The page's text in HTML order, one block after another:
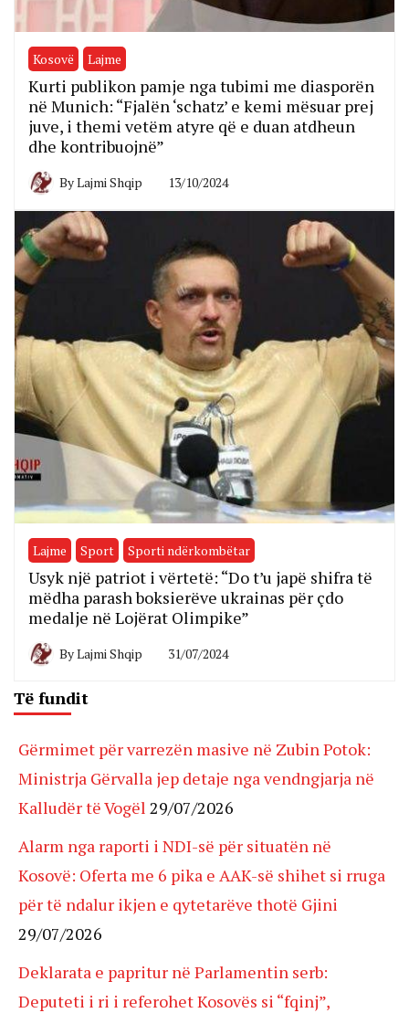
Kosovë Lajme
Kurti publikon pamje nga tubimi me diasporën
në Munich: “Fjalën ‘schatz’ e kemi mësuar prej
juve, i themi vetëm atyre që e duan atdheun
dhe kontribuojnë”
ByLajmi Shqip 13/10/2024
Lajme Sport Sporti ndërkombëtar
Usyk një patriot i vërtetë: “Do t’u japë shifra të
mëdha parash boksierëve ukrainas për çdo
medalje në Lojërat Olimpike”
ByLajmi Shqip 31/07/2024
Të fundit
Gërmimet për varrezën masive në Zubin Potok:
Ministrja Gërvalla jep detaje nga vendngjarja në
Kalludër të Vogël 29/07/2026
Alarm nga raporti i NDI-së për situatën në
Kosovë: Oferta me 6 pika e AAK-së shihet si rruga
për të ndalur ikjen e qytetarëve thotë Gjini
29/07/2026
Deklarata e papritur në Parlamentin serb:
Deputeti i ri i referohet Kosovës si “fqinj”,